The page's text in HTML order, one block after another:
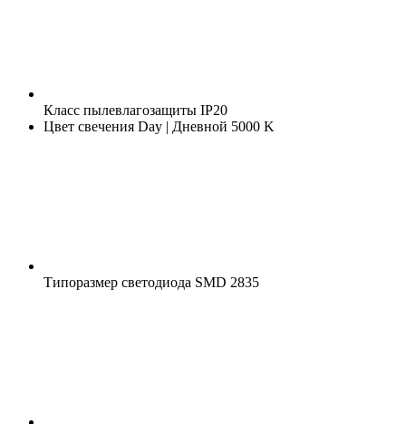
Класс пылевлагозащиты IP20
Цвет свечения Day | Дневной 5000 K
Типоразмер светодиода SMD 2835